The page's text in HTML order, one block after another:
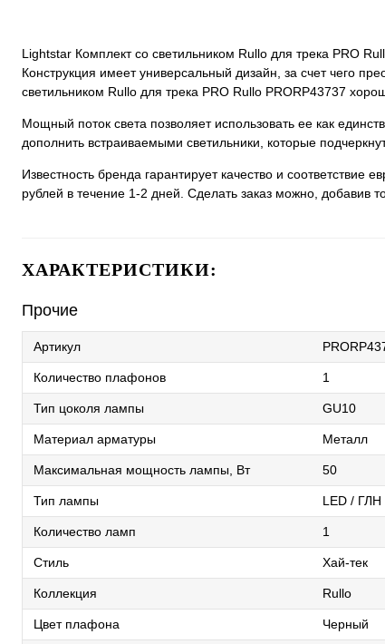
Lightstar Комплект со светильником Rullo для трека PRO
Конструкция имеет универсальный дизайн, за счет чего
светильником Rullo для трека PRO Rullo PRORP43737
Мощный поток света позволяет использовать ее как
дополнить встраиваемыми светильники, которые
Известность бренда гарантирует качество и
рублей в течение 1-2 дней. Сделать заказ можно, добавив
ХАРАКТЕРИСТИКИ:
Прочие
Артикул
Количество плафонов 1
Тип цоколя лампы GU10
Материал арматуры Металл
Максимальная мощность лампы, Вт 50
Тип лампы LED / ГЛН
Количество ламп 1
Стиль Хай-тек
Коллекция Rullo
Цвет плафона Черный